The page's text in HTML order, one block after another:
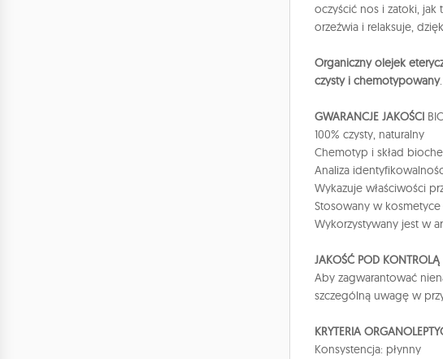
oczyścić nos i zatoki, jak
orzeźwia i relaksuje,
Organiczny olejek
czysty i chemotypowany
GWARANCJE JAKOŚCI
100% czysty, naturalny
Chemotyp i skład
Analiza
Wykazuje właściwości
Stosowany w
Wykorzystywany jest w
JAKOŚĆ POD KONTROLĄ
Aby zagwarantować
szczególną uwagę w
KRYTERIA
Konsystencja: płynny